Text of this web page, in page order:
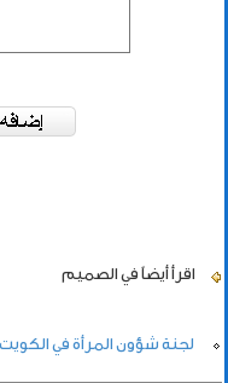
اقرأ أيضاً في الصميم
لجنة شؤون المرأة في الكويت